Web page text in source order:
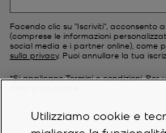
Facendo clic su "Iscriviti", acconsento
(comprese le informazioni
social media e i partner online), come
sulla privacy. Puoi annullare la tua
*Si applicano Termini e condizioni.
Utilizziamo cookie e